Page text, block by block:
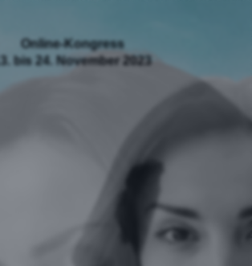
Online-Kongress
13. bis 24. November 2023